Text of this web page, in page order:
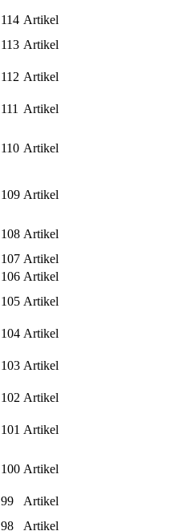
114 Artikel
113 Artikel
112 Artikel
111 Artikel
110 Artikel
109 Artikel
108 Artikel
107 Artikel
106 Artikel
105 Artikel
104 Artikel
103 Artikel
102 Artikel
101 Artikel
100 Artikel
99
Artikel
98
Artikel